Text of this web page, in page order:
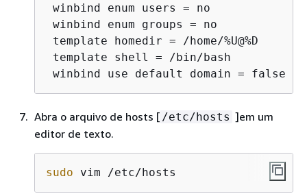
winbind enum users = no
winbind enum groups = no
template homedir = /home/%U@%D
template shell = /bin/bash
winbind use default domain = false
Abra o arquivo de hosts [ /etc/hosts ]em um
editor de texto.
sudo vim /etc/hosts